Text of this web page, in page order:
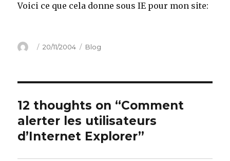
Voici ce que cela donne sous IE pour mon site:
Author
Posted
20/11/2004 Categories
Blog
12 thoughts on “Comment
alerter les utilisateurs
d’Internet Explorer”